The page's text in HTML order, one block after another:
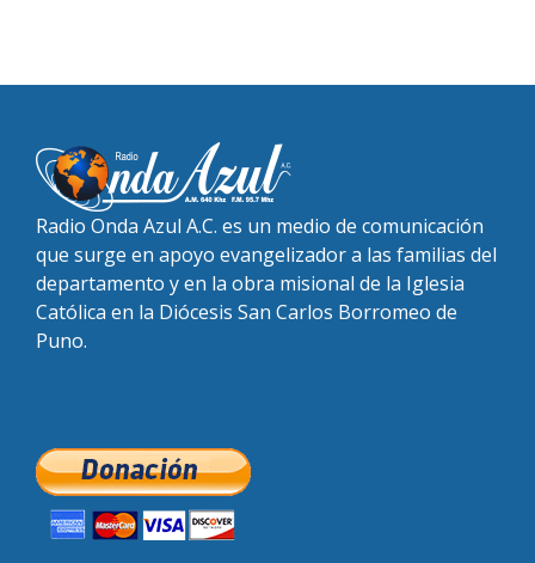
Radio Onda Azul A.C. es un medio de comunicación
que surge en apoyo evangelizador a las familias del
departamento y en la obra misional de la Iglesia
Católica en la Diócesis San Carlos Borromeo de
Puno.